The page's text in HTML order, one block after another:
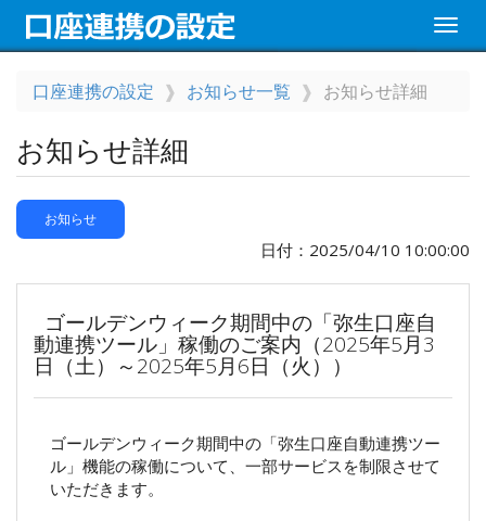
口座連携の設定 お知らせ一覧 お知らせ詳細
お知らせ詳細
お知らせ
日付：2025/04/10 10:00:00
ゴールデンウィーク期間中の「弥生口座自
動連携ツール」稼働のご案内（2025年5月3
日（土）～2025年5月6日（火））
ゴールデンウィーク期間中の「弥生口座自動連携ツー
ル」機能の稼働について、一部サービスを制限させて
いただきます。